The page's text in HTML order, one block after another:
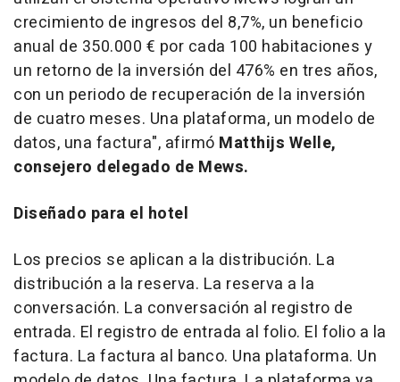
crecimiento de ingresos del 8,7%, un beneficio
anual de 350.000 € por cada 100 habitaciones y
un retorno de la inversión del 476% en tres años,
con un periodo de recuperación de la inversión
de cuatro meses. Una plataforma, un modelo de
datos, una factura", afirmó Matthijs Welle,
consejero delegado de Mews.
Diseñado para el hotel
Los precios se aplican a la distribución. La
distribución a la reserva. La reserva a la
conversación. La conversación al registro de
entrada. El registro de entrada al folio. El folio a la
factura. La factura al banco. Una plataforma. Un